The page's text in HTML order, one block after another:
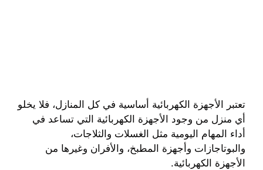
تعتبر الأجهزة الكهربائية أساسية في كل المنازل، فلا يخلو
أي منزل من وجود الأجهزة الكهربائية التي تساعد في
أداء المهام اليومية مثل الغسلات والثلاجات،
والبوتاجازات وأجهزة المطبخ، والأفران وغيرها من
الأجهزة الكهربائية.